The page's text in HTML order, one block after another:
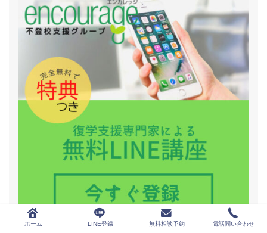
ホーム LINE登録 無料相談予約 電話問い合わせ